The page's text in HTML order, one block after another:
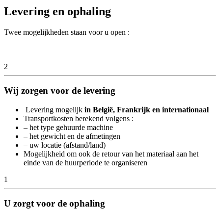
Levering en ophaling
Twee mogelijkheden staan voor u open :
2
Wij zorgen voor de levering
Levering mogelijk in België, Frankrijk en internationaal
Transportkosten berekend volgens :
– het type gehuurde machine
– het gewicht en de afmetingen
– uw locatie (afstand/land)
Mogelijkheid om ook de retour van het materiaal aan het
einde van de huurperiode te organiseren
1
U zorgt voor de ophaling